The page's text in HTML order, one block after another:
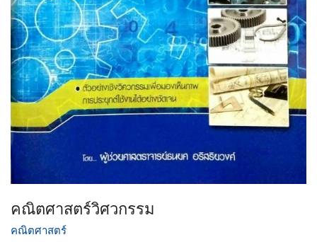
คณิตศาสตร์วิศวกรรม
คณิตศาสตร์